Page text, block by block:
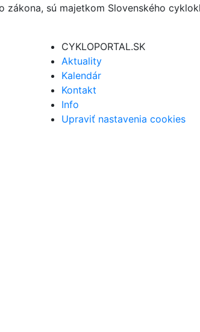
zákona, sú majetkom Slovenského
CYKLOPORTAL.SK
Aktuality
Kalendár
Kontakt
Info
Upraviť nastavenia cookies